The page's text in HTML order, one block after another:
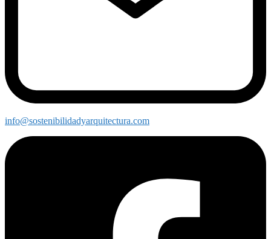
info@sostenibilidadyarquitectura.com